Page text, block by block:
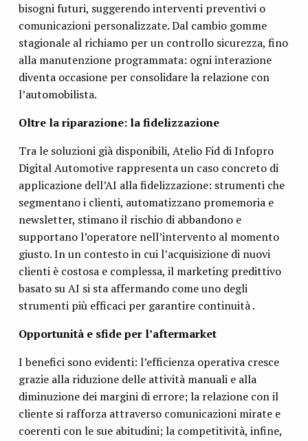
bisogni futuri, suggerendo interventi preventivi o
comunicazioni personalizzate. Dal cambio gomme
stagionale al richiamo per un controllo sicurezza, fino
alla manutenzione programmata: ogni interazione
diventa occasione per consolidare la relazione con
l’automobilista.
Oltre la riparazione: la fidelizzazione
Tra le soluzioni già disponibili, Atelio Fid di Infopro
Digital Automotive rappresenta un caso concreto di
applicazione dell’AI alla fidelizzazione: strumenti che
segmentano i clienti, automatizzano promemoria e
newsletter, stimano il rischio di abbandono e
supportano l’operatore nell’intervento al momento
giusto. In un contesto in cui l’acquisizione di nuovi
clienti è costosa e complessa, il marketing predittivo
basato su AI si sta affermando come uno degli
strumenti più efficaci per garantire continuità .
Opportunità e sfide per l’aftermarket
I benefici sono evidenti: l’efficienza operativa cresce
grazie alla riduzione delle attività manuali e alla
diminuzione dei margini di errore; la relazione con il
cliente si rafforza attraverso comunicazioni mirate e
coerenti con le sue abitudini; la competitività, infine,